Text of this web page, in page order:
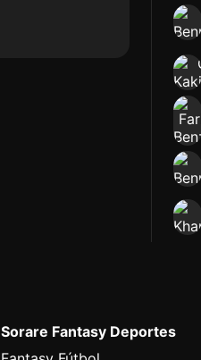
Sorare Fantasy Deportes